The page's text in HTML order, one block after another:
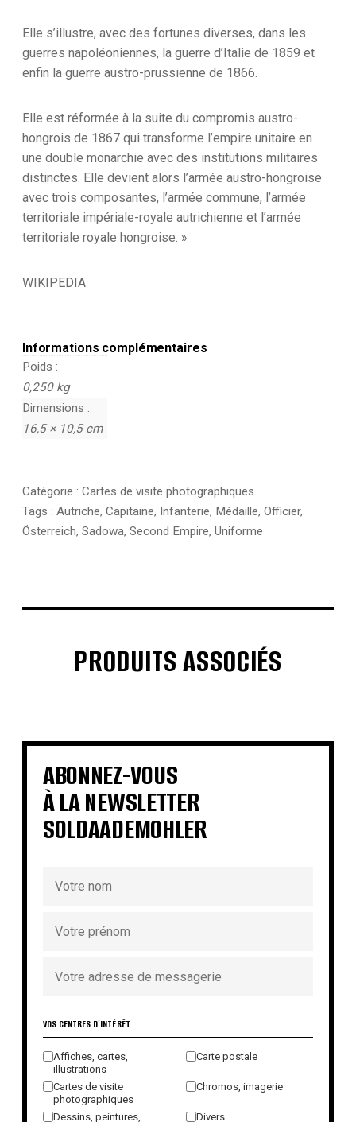
Elle s’illustre, avec des fortunes diverses, dans les
guerres napoléoniennes, la guerre d’Italie de 1859 et
enfin la guerre austro-prussienne de 1866.
Elle est réformée à la suite du compromis austro-
hongrois de 1867 qui transforme l’empire unitaire en
une double monarchie avec des institutions militaires
distinctes. Elle devient alors l’armée austro-hongroise
avec trois composantes, l’armée commune, l’armée
territoriale impériale-royale autrichienne et l’armée
territoriale royale hongroise. »
WIKIPEDIA
Informations complémentaires
Poids
0,250 kg
Dimensions
16,5 × 10,5 cm
Catégorie : Cartes de visite photographiques
Tags : Autriche, Capitaine, Infanterie, Médaille, Officier,
Österreich, Sadowa, Second Empire, Uniforme
PRODUITS ASSOCIÉS
€ € €
€ € €
€ €
ABONNEZ-VOUS
À LA NEWSLETTER
SOLDAADEMOHLER
VOS CENTRES D'INTÉRÊT
Affiches, cartes,
illustrations
Carte postale
Cartes de visite
photographiques
Chromos, imagerie
Dessins, peintures, Divers